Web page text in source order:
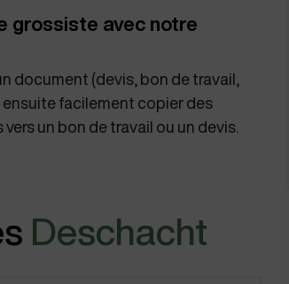
grossiste avec notre
document (devis, bon de travail,
ensuite facilement copier des
un bon de travail ou un devis.
Deschacht